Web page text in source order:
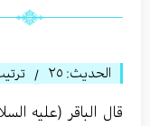
الحديث: ٢٥ /
قال الباقر (عليه